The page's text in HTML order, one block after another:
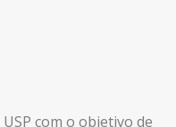
com o objetivo de